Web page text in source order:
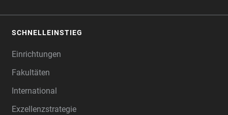
SCHNELLEINSTIEG
Einrichtungen
Fakultäten
International
Exzellenzstrategie